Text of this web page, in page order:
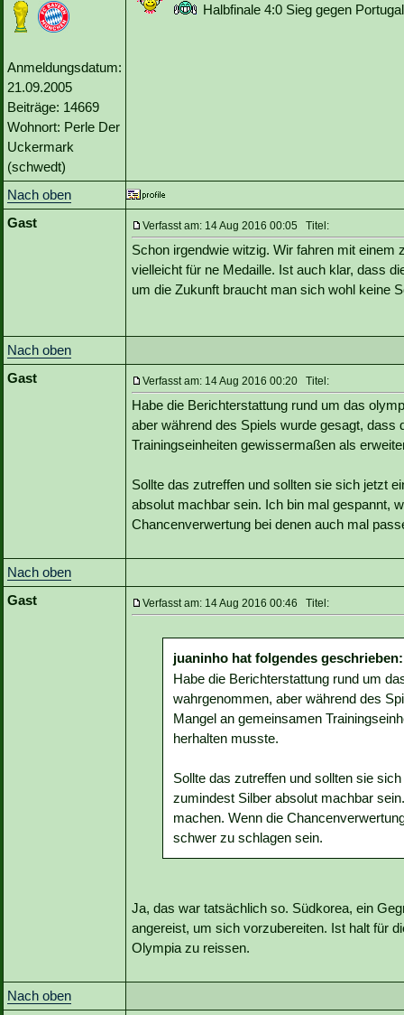
Anmeldungsdatum:
21.09.2005
Beiträge: 14669
Wohnort: Perle Der
Uckermark
(schwedt)
Halbfinale 4:0 Sieg gegen
Nach oben
Gast
Verfasst am: 14 Aug 2016 00:05 Titel:
Schon irgendwie witzig. Wir fahren mit
vielleicht für ne Medaille. Ist auch klar, dass
um die Zukunft braucht man sich wohl keine
Nach oben
Gast
Verfasst am: 14 Aug 2016 00:20 Titel:
Habe die Berichterstattung rund um das
aber während des Spiels wurde gesagt,
Trainingseinheiten gewissermaßen als
Sollte das zutreffen und sollten sie sich jetzt
absolut machbar sein. Ich bin mal gespannt,
Chancenverwertung bei denen auch mal
Nach oben
Gast
Verfasst am: 14 Aug 2016 00:46 Titel:
juaninho hat folgendes geschrieben:
Habe die Berichterstattung rund um
wahrgenommen, aber während des
Mangel an gemeinsamen
herhalten musste.
Sollte das zutreffen und sollten sie
zumindest Silber absolut machbar
machen. Wenn die
schwer zu schlagen sein.
Ja, das war tatsächlich so. Südkorea, ein
angereist, um sich vorzubereiten. Ist halt für
Olympia zu reissen.
Nach oben